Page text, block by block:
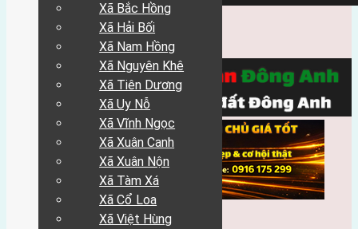
Trang Chủ
Xã Bắc Hồng
Xã Hải Bối
Xã Nam Hồng
Xã Nguyên Khê
Xã Tiên Dương
Xã Uy Nỗ
Xã Vĩnh Ngọc
Xã Xuân Canh
Xã Xuân Nộn
Xã Tàm Xá
Xã Cổ Loa
Xã Việt Hùng